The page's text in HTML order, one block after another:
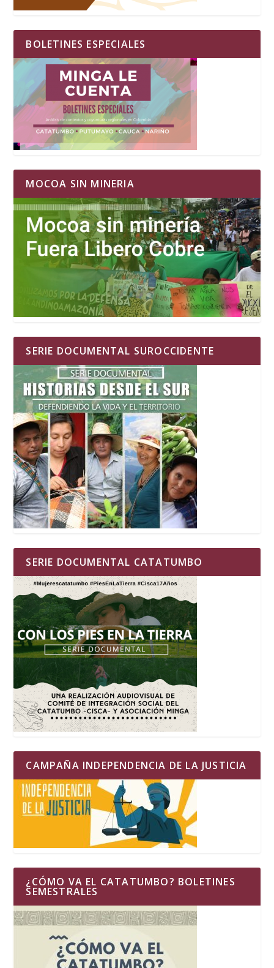
BOLETINES ESPECIALES
MOCOA SIN MINERIA
SERIE DOCUMENTAL SUROCCIDENTE
SERIE DOCUMENTAL CATATUMBO
CAMPAÑA INDEPENDENCIA DE LA JUSTICIA
¿CÓMO VA EL CATATUMBO? BOLETINES
SEMESTRALES